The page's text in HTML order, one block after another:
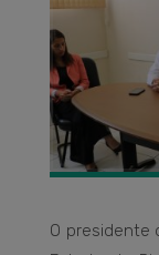
O presidente